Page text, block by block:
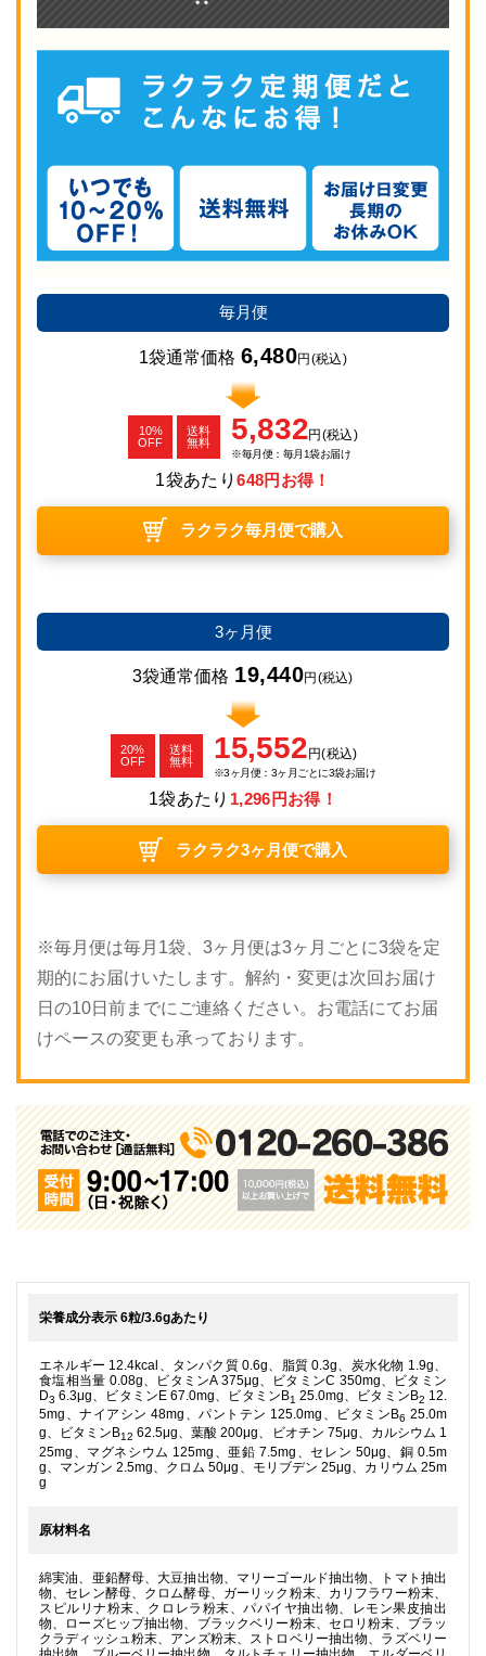
毎月便
1袋通常価格 6,480円(税込)
10%
OFF
送料
無料
5,832円(税込)
毎月便：毎月1袋お届け
1袋あたり648円お得！
ラクラク毎月便で購入
3ヶ月便
3袋通常価格 19,440円 (税込)
20%
OFF
送料
無料
15,552 円(税込)
3ヶ月便：3ヶ月ごとに3袋お届け
1袋あたり 1,296円お得！
ラクラク3ヶ月便で購入
※毎月便は毎月1袋、3ヶ月便は3ヶ月ごとに3袋を定
期的にお届けいたします。 解約・変更は次回お届け
日の10日前までにご連絡ください。 お電話にてお届
けペースの変更も承っております。
栄養成分表示 6粒/3.6gあたり
エネルギー 12.4kcal、タンパク質 0.6g、脂質 0.3g、炭水化物 1.9g、
食塩相当量 0.08g、ビタミンA 375μg、ビタミンC 350mg、ビタミン
D3 6.3μg、ビタミンE 67.0mg、ビタミンB1 25.0mg、ビタミンB2 12.
5mg、ナイアシン 48mg、パントテン 125.0mg、ビタミンB6 25.0m
g、ビタミンB12 62.5μg、葉酸 200μg、ビオチン 75μg、カルシウム 1
25mg、マグネシウム 125mg、亜鉛 7.5mg、セレン 50μg、銅 0.5m
g、マンガン 2.5mg、クロム 50μg、モリブデン 25μg、カリウム 25m
g
原材料名
綿実油、亜鉛酵母、大豆抽出物、マリーゴールド抽出物、トマト抽出
物、セレン酵母、クロム酵母、ガーリック粉末、カリフラワー粉末、
スピルリナ粉末、クロレラ粉末、パパイヤ抽出物、レモン果皮抽出
物、ローズヒップ抽出物、ブラックベリー粉末、セロリ粉末、ブラッ
クラディッシュ粉末、アンズ粉末、ストロベリー抽出物、ラズベリー